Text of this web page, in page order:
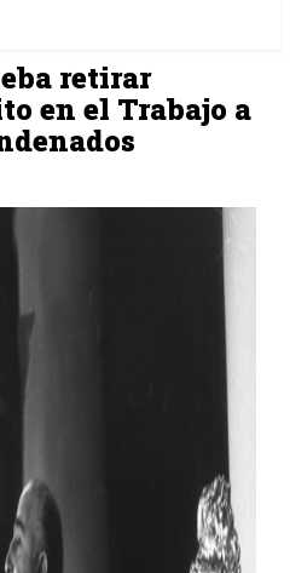
retirar
en el Trabajo a